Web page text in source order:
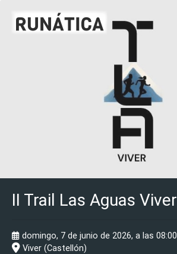
II Trail Las Aguas Viver
domingo, 7 de junio de 2026, a las 08:00
Viver (Castellón)